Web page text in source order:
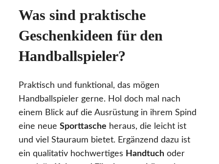
Was sind praktische
Geschenkideen für den
Handballspieler?
Praktisch und funktional, das mögen
Handballspieler gerne. Hol doch mal nach
einem Blick auf die Ausrüstung in ihrem Spind
eine neue Sporttasche heraus, die leicht ist
und viel Stauraum bietet. Ergänzend dazu ist
ein qualitativ hochwertiges Handtuch oder